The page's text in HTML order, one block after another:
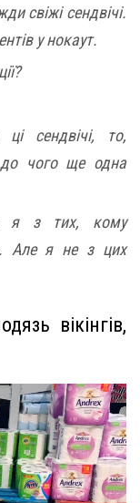
свіжі сендвічі.
у нокаут.
сендвічі, то,
чого ще одна
я з тих, кому
Але я не з цих
вікінгів,